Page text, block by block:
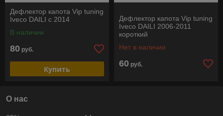
Дефлектор капота Vip tuning
Iveco DAILI с 2014
В наличии
80 руб.
Купить
Дефлектор капота Vip tuning
Iveco DAILI 2006-2011
короткий
Нет в наличии
60 руб.
О нас